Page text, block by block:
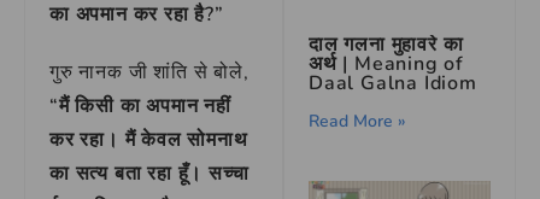
का अपमान कर रहा है?”
गुरु नानक जी शांति से बोले,
“मैं किसी का अपमान नहीं
कर रहा। मैं केवल सोमनाथ
का सत्य बता रहा हूँ। सच्चा
दाल गलना मुहावरे का
अर्थ | Meaning of
Daal Galna Idiom
Read More »